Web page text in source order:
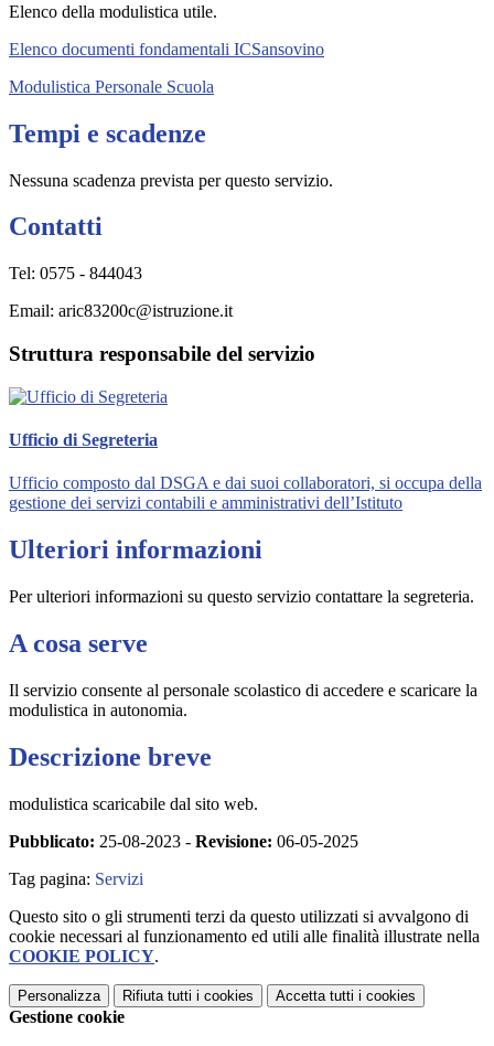
Elenco della modulistica utile.
Elenco documenti fondamentali ICSansovino
Modulistica Personale Scuola
Tempi e scadenze
Nessuna scadenza prevista per questo servizio.
Contatti
Tel: 0575 - 844043
Email: aric83200c@istruzione.it
Struttura responsabile del servizio
Ufficio di Segreteria
Ufficio composto dal DSGA e dai suoi collaboratori, si occupa della
gestione dei servizi contabili e amministrativi dell’Istituto
Ulteriori informazioni
Per ulteriori informazioni su questo servizio contattare la segreteria.
A cosa serve
Il servizio consente al personale scolastico di accedere e scaricare la
modulistica in autonomia.
Descrizione breve
modulistica scaricabile dal sito web.
Pubblicato: 25-08-2023 - Revisione: 06-05-2025
Tag pagina: Servizi
Questo sito o gli strumenti terzi da questo utilizzati si avvalgono di
cookie necessari al funzionamento ed utili alle finalità illustrate nella
COOKIE POLICY.
Personalizza Rifiuta tutti i cookies Accetta tutti i cookies
Gestione cookie